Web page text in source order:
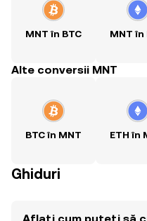
MNT în BTC MNT în
Alte conversii MNT
BTC în MNT ETH în
Ghiduri